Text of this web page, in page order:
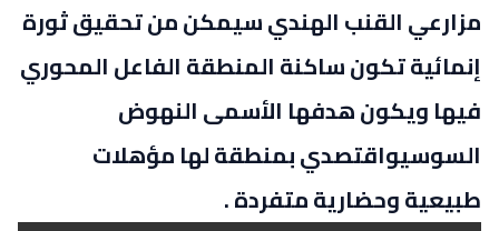
مزارعي القنب الهندي سيمكن من تحقيق ثورة
إنمائية تكون ساكنة المنطقة الفاعل المحوري
فيها ويكون هدفها الأسمى النهوض
السوسيواقتصدي بمنطقة لها مؤهلات
طبيعية وحضارية متفردة .